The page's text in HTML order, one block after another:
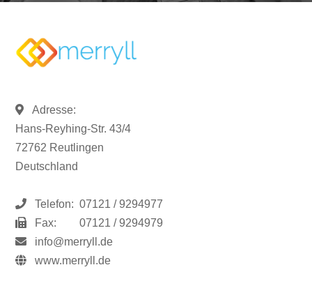
Adresse:
Hans-Reyhing-Str. 43/4
72762 Reutlingen
Deutschland
Telefon: 07121 / 9294977
Fax:
07121 / 9294979
info@merryll.de
www.merryll.de